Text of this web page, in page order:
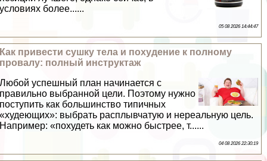
условиях более......
05 08 2026 14:44:47
Как привести сушку тела и похудение к полному
провалу: полный инструктаж
Любой успешный план начинается с
правильно выбранной цели. Поэтому нужно
поступить как большинство типичных
«худеющих»: выбрать расплывчатую и нереальную цель.
Например: «похудеть как можно быстрее, т......
04 08 2026 22:30:19